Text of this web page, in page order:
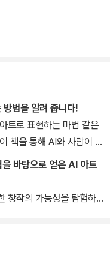
는 분을 위한 123가지 예
하는 킵콴 작가가 AI와
니 꼼꼼히 읽어 보길 바란
용해 자신이 원하는 이미
법을 알려 줍니다!
트로 표현하는 마법 같은
책을 통해 AI와 사람이 공
들에게 창의력의 새로운
한한 가능성의 세계로 안
을 현실로 만드는 데 관
을 바탕으로 얻은 AI 아트
창작의 가능성을 탐험하
책을 꼭 추천하고 싶습